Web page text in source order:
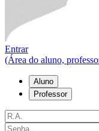
Entrar
(Área do aluno,
Aluno
Professor